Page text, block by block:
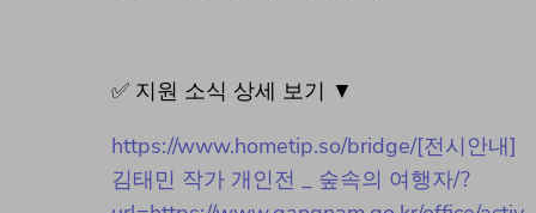
✅ 지원 소식 상세 보기 ▼
https://www.hometip.so/bridge/[전시안내]
김태민 작가 개인전 _ 숲속의 여행자/?